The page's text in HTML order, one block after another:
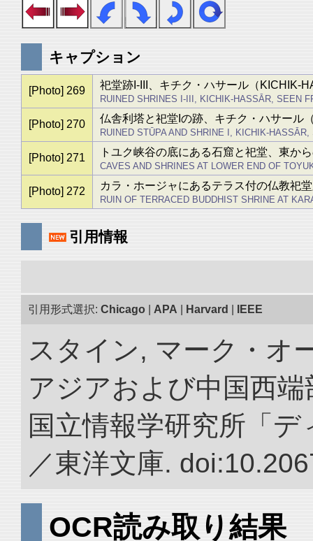
キャプション
[Photo] 269 祀堂跡I-III、キチク・ハサール（KICHIK-
RUINED SHRINES I-III, KICHIK-HASSĀR, SEEN
[Photo] 270 仏舎利塔と祀堂Iの跡、キチク・ハサール
RUINED STŪPA AND SHRINE I, KICHIK-
[Photo] 271 トユク峡谷の底にある石窟と祀堂、東か
CAVES AND SHRINES AT LOWER END OF
[Photo] 272 カラ・ホージャにあるテラス付の仏教祀
RUIN OF TERRACED BUDDHIST SHRINE AT
引用情報
引用形式選択: Chicago APA Harvard IEEE
スタイン, マーク・オ
アジアおよび中国西
国立情報学研究所「
／東洋文庫.
OCR読み取り結果